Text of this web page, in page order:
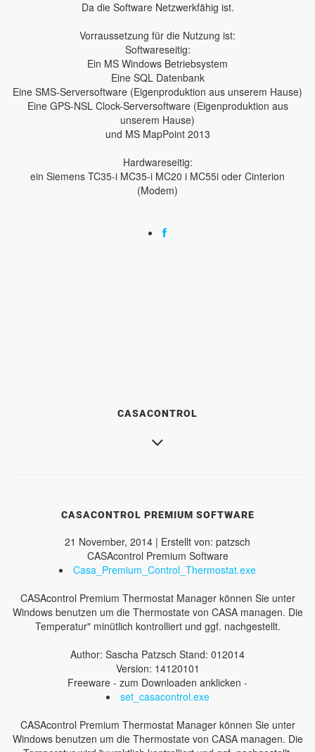
Da die Software Netzwerkfähig ist.
Vorraussetzung für die Nutzung ist:
Softwareseitig:
Ein MS Windows Betriebsystem
Eine SQL Datenbank
Eine SMS-Serversoftware (Eigenproduktion aus unserem Hause)
Eine GPS-NSL Clock-Serversoftware (Eigenproduktion aus
unserem Hause)
und MS MapPoint 2013
Hardwareseitig:
ein Siemens TC35-i MC35-i MC20 i MC55i oder Cinterion
(Modem)
CASACONTROL
CASACONTROL PREMIUM SOFTWARE
21 November, 2014 | Erstellt von: patzsch
CASAcontrol Premium Software
Casa_Premium_Control_Thermostat.exe
CASAcontrol Premium Thermostat Manager können Sie unter
Windows benutzen um die Thermostate von CASA managen. Die
Temperatur" minütlich kontrolliert und ggf. nachgestellt.
Author: Sascha Patzsch Stand: 012014
Version: 14120101
Freeware - zum Downloaden anklicken -
set_casacontrol.exe
CASAcontrol Premium Thermostat Manager können Sie unter
Windows benutzen um die Thermostate von CASA managen. Die